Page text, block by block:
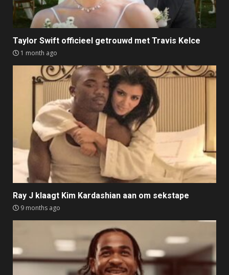
Taylor Swift officieel getrouwd met Travis Kelce
1 month ago
Ray J klaagt Kim Kardashian aan om sekstape
9 months ago